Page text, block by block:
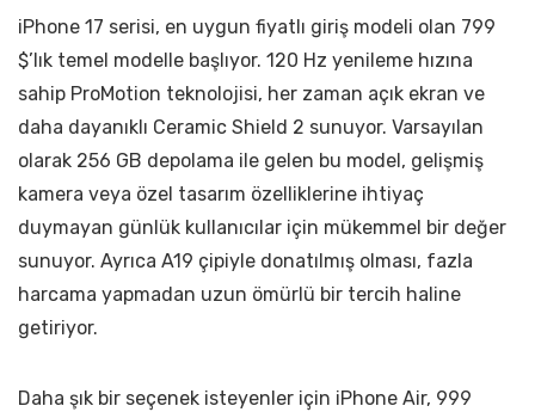
iPhone 17 serisi, en uygun fiyatlı giriş modeli olan 799
$’lık temel modelle başlıyor. 120 Hz yenileme hızına
sahip ProMotion teknolojisi, her zaman açık ekran ve
daha dayanıklı Ceramic Shield 2 sunuyor. Varsayılan
olarak 256 GB depolama ile gelen bu model, gelişmiş
kamera veya özel tasarım özelliklerine ihtiyaç
duymayan günlük kullanıcılar için mükemmel bir değer
sunuyor. Ayrıca A19 çipiyle donatılmış olması, fazla
harcama yapmadan uzun ömürlü bir tercih haline
getiriyor.
Daha şık bir seçenek isteyenler için iPhone Air, 999